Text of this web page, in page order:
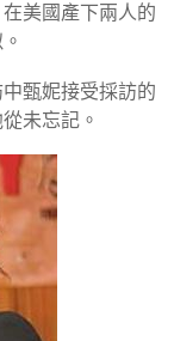
在美國產下兩人的
甄妮接受採訪的
未忘記。